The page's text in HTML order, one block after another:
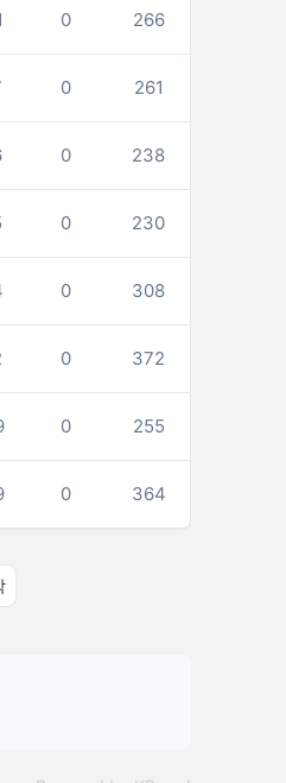
0 266
0 261
0 238
0 230
0 308
0 372
0 255
0 364